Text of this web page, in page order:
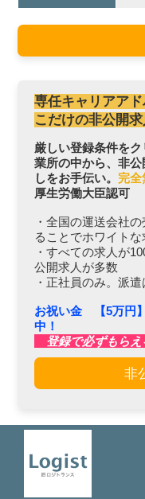
専任キャリアア
こだけの非公開
厳しい登録条件を
業所の中から、非
しをお手伝い。 完全
厚生労働大臣認可
・全国の運送会社
ることでホワイト
・すべての求人が
公開求人が多数
・正社員のみ。派
お祝い金 【5万円
中！
登録で必ずもら
非